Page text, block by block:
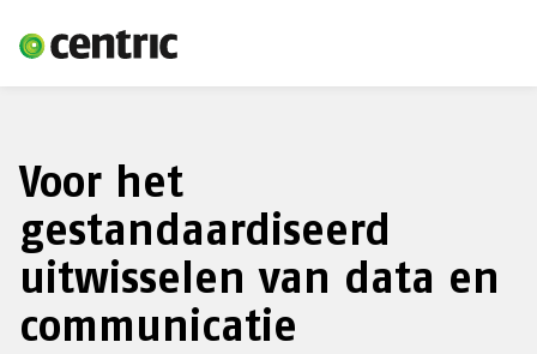
Voor het
gestandaardiseerd
uitwisselen van data en
communicatie